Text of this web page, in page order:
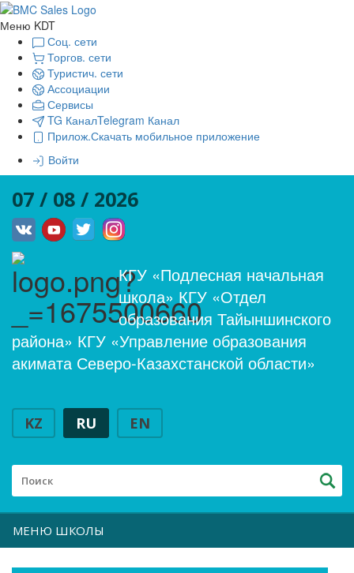
Меню KDT
Соц. сети
Торгов. сети
Туристич. сети
Ассоциации
Сервисы
TG КаналTelegram Канал
Прилож.Скачать мобильное приложение
Войти
07 / 08 / 2026
КГУ «Подлесная начальная
школа» КГУ «Отдел
образования Тайыншинского
района» КГУ «Управление образования
акимата Северо-Казахстанской области»
KZ RU EN
МЕНЮ ШКОЛЫ